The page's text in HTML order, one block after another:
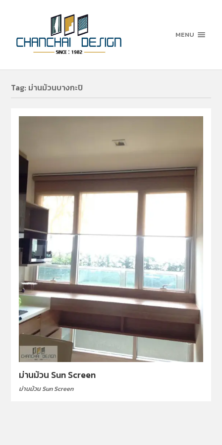
MENU
Tag: ม่านม้วนบางกะปิ
ม่านม้วน Sun Screen
ม่านม้วน Sun Screen